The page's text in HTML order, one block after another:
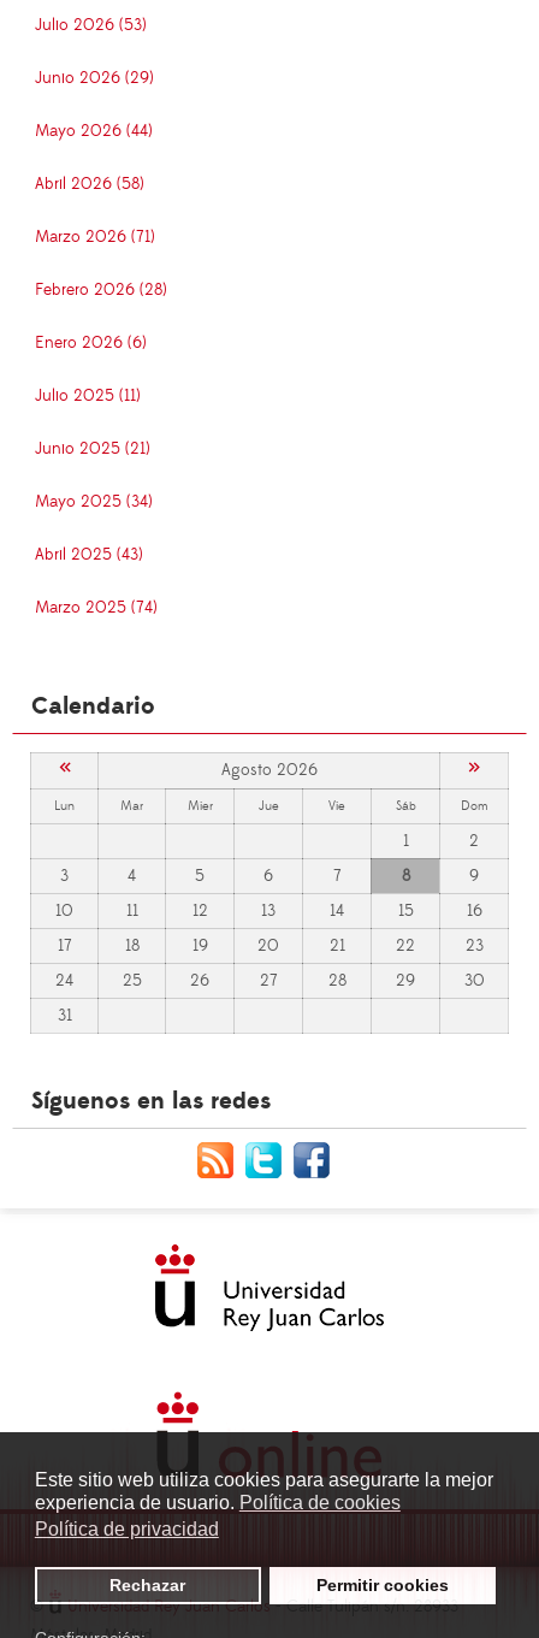
Este sitio web utiliza cookies para asegurarte la mejor
experiencia de usuario. Política de cookies
Política de privacidad
Rechazar Permitir cookies
Julio 2026 (53)
Junio 2026 (29)
Mayo 2026 (44)
Abril 2026 (58)
Marzo 2026 (71)
Febrero 2026 (28)
Enero 2026 (6)
Julio 2025 (11)
Junio 2025 (21)
Mayo 2025 (34)
Abril 2025 (43)
Marzo 2025 (74)
Calendario
« Agosto 2026 »
Lun Mar Mier Jue Vie Sáb Dom
1
2
3
4 5 6 7 8
9
10
11 12 13 14 15
16
17
18 19 20 21 22
23
24
25 26 27 28 29
30
31
Síguenos en las redes
© Universidad Rey Juan Carlos- Calle Tulipán s/n. 28933